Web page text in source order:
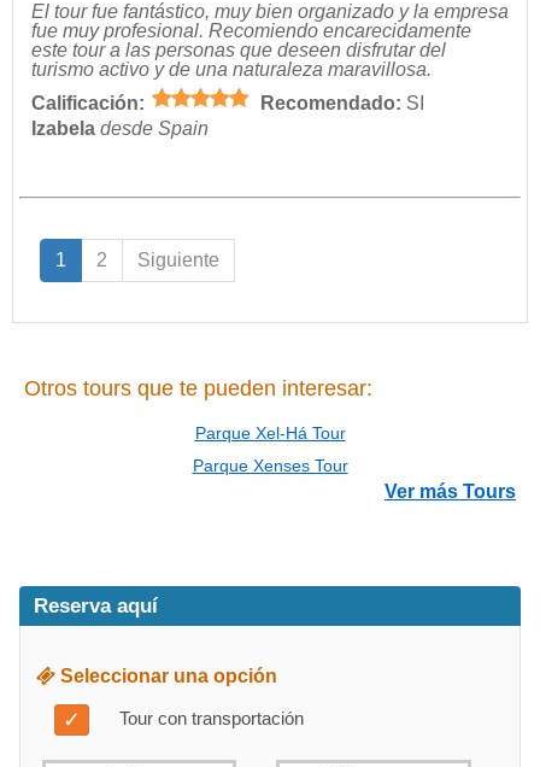
El tour fue fantástico, muy bien organizado y la empresa
fue muy profesional. Recomiendo encarecidamente
este tour a las personas que deseen disfrutar del
turismo activo y de una naturaleza maravillosa.
Calificación:
Recomendado: SI
Izabela desde Spain
1 2 Siguiente
Otros tours que te pueden interesar:
Parque Xel-Há Tour
Parque Xenses Tour
Ver más Tours
Reserva aquí
Seleccionar una opción
✓ Tour con transportación